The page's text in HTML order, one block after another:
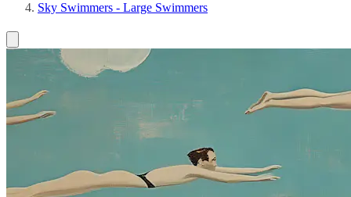
Sky Swimmers - Large Swimmers